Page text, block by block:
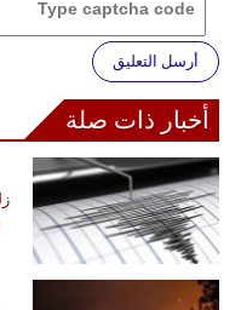
أرسل التعليق
أخبار ذات صلة